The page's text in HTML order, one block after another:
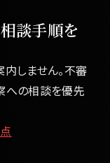
談手順を
しません。不審
への相談を優先